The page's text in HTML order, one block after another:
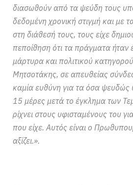
διασωθούν από τα ψεύδη τους
δεδομένη χρονική στιγμή και με
στη διάθεσή τους, τους είχε
πεποίθηση ότι τα πράγματα ήταν
μάρτυρα και πολιτικού
Μητσοτάκης, σε απευθείας
καμία ευθύνη για τα όσα ψευδώς
15 μέρες μετά το έγκλημα των
ρίχνει στους υφισταμένους του
που είχε. Αυτός είναι ο
αξίζει.».